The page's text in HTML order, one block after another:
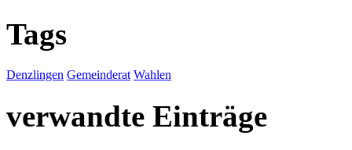
Tags
Denzlingen Gemeinderat Wahlen
verwandte Einträge